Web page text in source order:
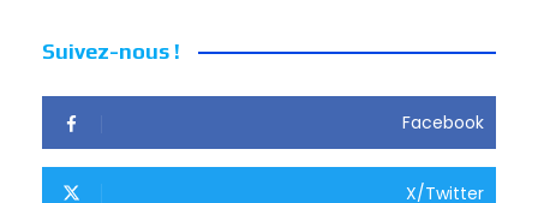
Suivez-nous !
Facebook
X/Twitter